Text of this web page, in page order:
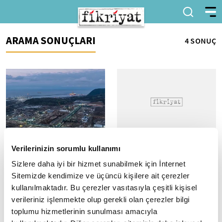
Verilerinizin sorumlu kullanımı
Sizlere daha iyi bir hizmet sunabilmek için İnternet
Sitemizde kendimize ve üçüncü kişilere ait çerezler
kullanılmaktadır. Bu çerezler vasıtasıyla çeşitli kişisel
verileriniz işlenmekte olup gerekli olan çerezler bilgi
toplumu hizmetlerinin sunulması amacıyla
ARAMA SONUÇLARI 4 SONUÇ
Sakarya Gaz Sahası'nda
metreküpe ulaştı
Enerji ve Tabii Kaynaklar Bakanı
Alparslan Bayraktar: "Yaklaşık
9,5 milyon metreküplük günlük
üretimle şu anda artık...
Abdülhamid Han Sondaj
Zonguldak'ın 170 kilometre
açığındaki Sakarya Gaz
Sahası'nda çalışmalara
katılmak üzere yola çıkan
Türkiye'nin derin...